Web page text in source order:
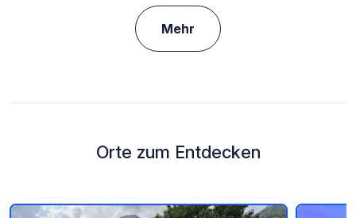
Mehr
Orte zum Entdecken